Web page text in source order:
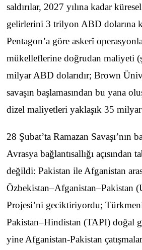
saldırılar, 2027 yılına kadar
gelirlerini 3 trilyon ABD dolarına
Pentagon’a göre askerî
mükelleflerine doğrudan maliyeti
milyar ABD dolarıdır; Brown
savaşın başlamasından bu yana
dizel maliyetleri yaklaşık 35
28 Şubat’ta Ramazan Savaşı’nın
Avrasya bağlantısallığı açısından
değildi: Pakistan ile Afganistan
Özbekistan–Afganistan–Pakistan
Projesi’ni geciktiriyordu;
Pakistan–Hindistan (TAPI) doğal
yine Afganistan-Pakistan